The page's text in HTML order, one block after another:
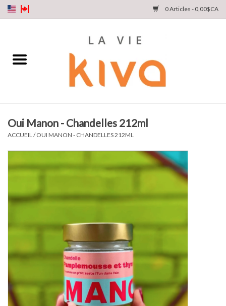
0 Articles - 0,00$CA
MAGASINEZ
NOTRE HISTOIRE
INSTA LIVE
Oui Manon - Chandelles 212ml
ACCUEIL /OUI MANON - CHANDELLES 212ML